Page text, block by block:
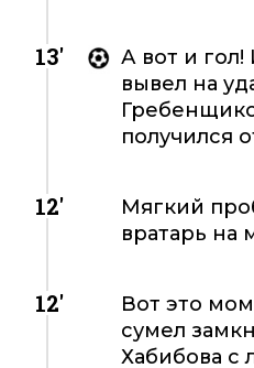
13'
А вот и гол!
вывел на
получился
12'
Мягкий
вратарь на
12'
Вот это
сумел
Хабибова с